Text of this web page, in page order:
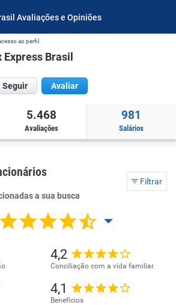
Avaliações e Opiniões
ao perfil.
Express Brasil
Seguir Avaliar
5.468
Avaliações
981
Salários
Filtrar
a sua busca
4,2
Conciliação com a vida familiar
4,1
Benefícios